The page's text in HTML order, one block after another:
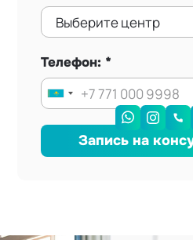
Телефон:
Запись на